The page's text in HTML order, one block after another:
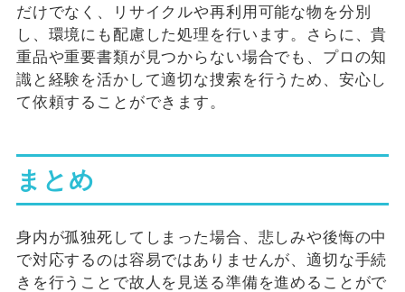
だけでなく、リサイクルや再利用可能な物を分別
し、環境にも配慮した処理を行います。さらに、貴
重品や重要書類が見つからない場合でも、プロの知
識と経験を活かして適切な捜索を行うため、安心し
て依頼することができます。
まとめ
身内が孤独死してしまった場合、悲しみや後悔の中
で対応するのは容易ではありませんが、適切な手続
きを行うことで故人を見送る準備を進めることがで